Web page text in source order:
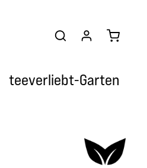
teeverliebt-Garten